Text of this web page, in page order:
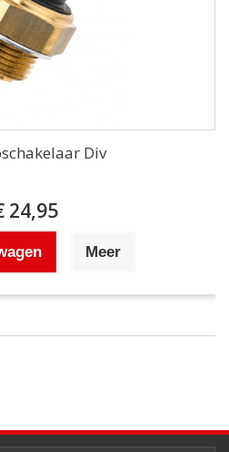
Div
24,95
Meer